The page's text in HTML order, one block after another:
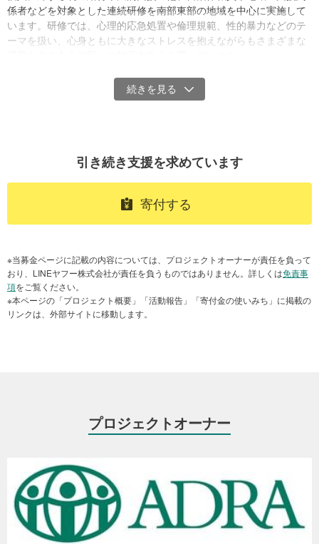
中でも人々の命綱となっている食料支援の一部を紹介する動画があ
りますのでご覧ください。
今後も必要になると考えらえる支援は以下の通りです。
・水や食料、生活必需品の配付
・現金または必要物資と交換できるバウチャーの配付
・避難のための移動手段や燃料の提供
・発電機の提供
係者などを対象とした連続研修を南部東部の地域を中心に実施して
います。研修では、心理的応急処置や倫理規範、性的暴力などのテ
ーマを扱い、心身ともに大きなストレスを抱えながらもさまざまな
また、全国各地からアクセスが可能なオンラインでの個人・グルー
プカウンセリングセッションも提供しています。
引き続き支援を求めています
寄付する
※当募金ページに記載の内容については、プロジェクトオーナーが責任を負って
おり、LINEヤフー株式会社が責任を負うものではありません。詳しくは免責事
項をご覧ください。
※本ページの「プロジェクト概要」「活動報告」「寄付金の使いみち」に掲載の
リンクは、外部サイトに移動します。
プロジェクトオーナー